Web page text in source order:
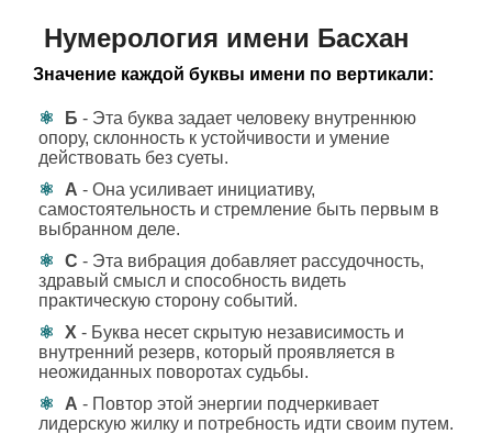
Нумерология имени Басхан
Значение каждой буквы имени по вертикали:
Б - Эта буква задает человеку внутреннюю
опору, склонность к устойчивости и умение
действовать без суеты.
А - Она усиливает инициативу,
самостоятельность и стремление быть первым в
выбранном деле.
С - Эта вибрация добавляет рассудочность,
здравый смысл и способность видеть
практическую сторону событий.
Х - Буква несет скрытую независимость и
внутренний резерв, который проявляется в
неожиданных поворотах судьбы.
А - Повтор этой энергии подчеркивает
лидерскую жилку и потребность идти своим путем.